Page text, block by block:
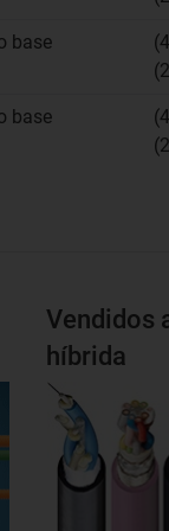
base
base
Vendidos
híbrida